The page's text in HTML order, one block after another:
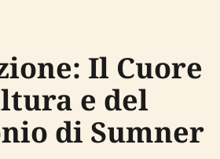
Il Cuore
e del
di Sumner